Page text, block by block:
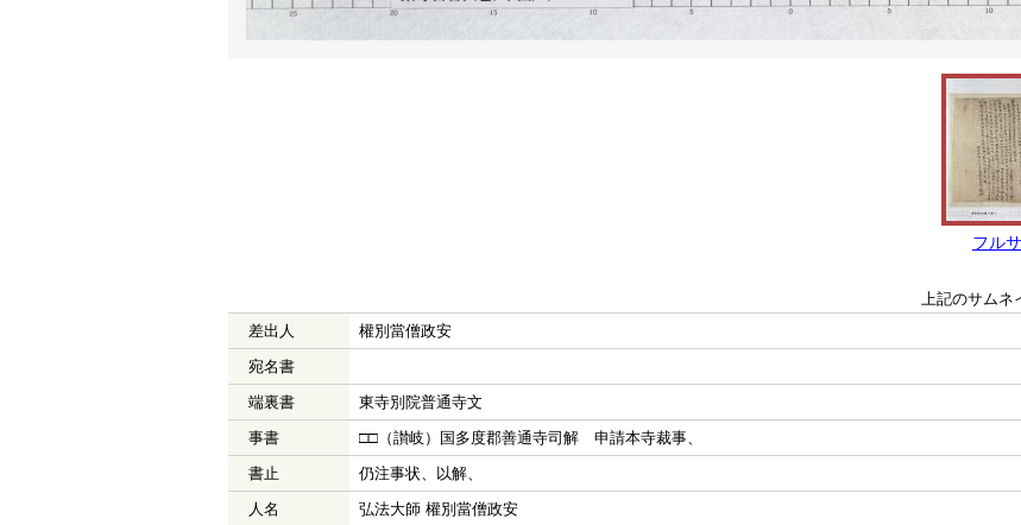
フル
上記のサムネ
差出人
權別當僧政安
宛名書
端裏書
東寺別院普通寺文
事書
□□（讃岐）国多度郡善通寺司解 申請本寺裁事、
書止
仍注事状、以解、
人名
弘法大師 權別當僧政安